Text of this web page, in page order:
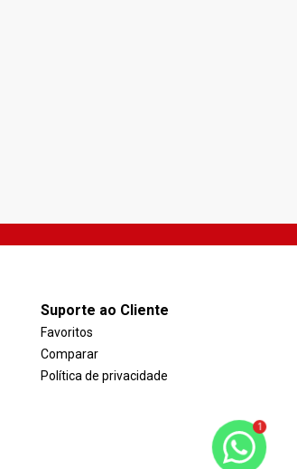
Suporte ao Cliente
Favoritos
Comparar
Política de privacidade
1